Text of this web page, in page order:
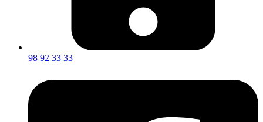
98 92 33 33